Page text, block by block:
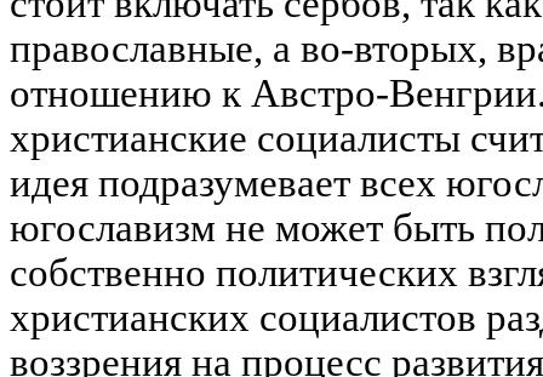
православные, а во-вторых,
отношению к Австро-
христианские социалисты
идея подразумевает всех
югославизм не может быть
собственно политических
христианских социалистов
воззрения на процесс